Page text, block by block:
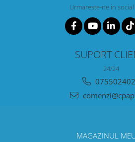
Urmareste-ne in
SUPORT
24/24
MAGAZINUL